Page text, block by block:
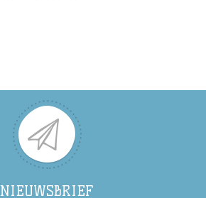
NIEUWSBRIEF